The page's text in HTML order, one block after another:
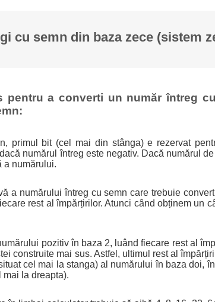
cu semn din baza zece (sistem
pentru a converti un număr întreg
primul bit (cel mai din stânga) e rezervat
numărul întreg este negativ. Dacă numărul
a numărului.
a numărului întreg cu semn care trebuie
rest al împărțirilor. Atunci când obținem un
pozitiv în baza 2, luând fiecare rest al
construite mai sus. Astfel, ultimul rest al
cel mai la stanga) al numărului în baza doi,
la dreapta).